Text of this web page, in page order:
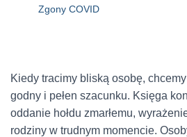
Zgony COVID
Kiedy tracimy bliską osobę,
godny i pełen szacunku. Księga
oddanie hołdu zmarłemu,
rodziny w trudnym momencie.